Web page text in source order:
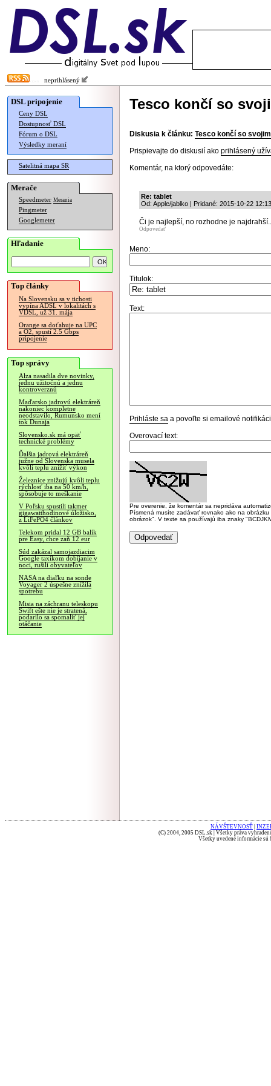
neprihlásený
DSL pripojenie
Ceny DSL
Dostupnosť DSL
Fórum o DSL
Výsledky meraní
Satelitná mapa SR
Merače
Speedmeter Merania
Pingmeter
Googlemeter
Hľadanie
Top články
Na Slovensku sa v tichosti
vypína ADSL v lokalitách s
VDSL, už 31. mája
Orange sa doťahuje na UPC
a O2, spustí 2.5 Gbps
pripojenie
Top správy
Alza nasadila dve novinky,
jednu užitočnú a jednu
kontroverznú
Maďarsko jadrovú elektráreň
nakoniec kompletne
neodstavilo, Rumunsko mení
tok Dunaja
Slovensko.sk má opäť
technické problémy
Ďalšia jadrová elektráreň
južne od Slovenska musela
kvôli teplu znížiť výkon
Železnice znižujú kvôli teplu
rýchlosť iba na 50 km/h,
spôsobuje to meškanie
V Poľsku spustili takmer
gigawatthodinové úložisko,
z LiFePO4 článkov
Telekom pridal 12 GB balík
pre Easy, chce zaň 12 eur
Súd zakázal samojazdiacim
Google taxíkom dobíjanie v
noci, rušili obyvateľov
NASA na diaľku na sonde
Voyager 2 úspešne znížila
spotrebu
Misia na záchranu teleskopu
Swift ešte nie je stratená,
podarilo sa spomaliť jej
otáčanie
Tesco končí so
Diskusia k článku: Tesco končí so
Prispievajte do diskusií ako prihlásený
Komentár, na ktorý odpovedáte:
Re: tablet
Od: Apple/jablko | Pridané: 2015-10-22
Či je najlepší, no rozhodne je
Odpovedať
Meno:
Titulok:
Text:
Prihláste sa a povoľte si emailové
Overovací text:
Pre overenie, že komentár sa nepridáva
Písmená musíte zadávať rovnako ako na
obrázok". V texte sa používajú iba znaky
NÁVŠTEVNOSŤ
(C) 2004, 2005 DSL.sk | Všetky práva
Všetky uvedené informácie sú